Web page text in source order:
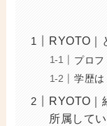
RYOTO｜
プロフ
学歴は
RYOTO｜
所属してい